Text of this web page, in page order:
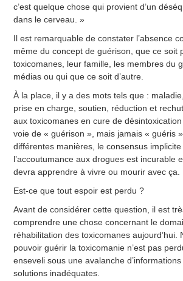
c’est quelque chose qui provient d’un
dans le cerveau. »
Il est remarquable de constater l’absence
même du concept de guérison, que ce soit
toxicomanes, leur famille, les membres du
médias ou qui que ce soit d’autre.
À la place, il y a des mots tels que :
prise en charge, soutien, réduction et
aux toxicomanes en cure de
voie de « guérison », mais jamais « guéris
différentes manières, le consensus
l’accoutumance aux drogues est incurable
devra apprendre à vivre ou mourir avec ça.
Est-ce que tout espoir est perdu ?
Avant de considérer cette question, il est
comprendre une chose concernant le
réhabilitation des toxicomanes aujourd’hui.
pouvoir guérir la toxicomanie n’est pas
enseveli sous une avalanche
solutions inadéquates.